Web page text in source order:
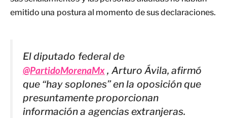
emitido una postura al momento de sus declaraciones.
El diputado federal de
@PartidoMorenaMx, Arturo Ávila, afirmó
que “hay soplones” en la oposición que
presuntamente proporcionan
información a agencias extranjeras.